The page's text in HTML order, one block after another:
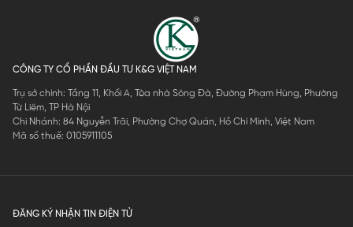
CÔNG TY CỔ PHẦN ĐẦU TƯ K&G VIỆT NAM
Trụ sở chính: Tầng 11, Khối A, Tòa nhà Sông Đà, Đường Phạm Hùng, Phường
Từ Liêm, TP Hà Nội
Chi Nhánh: 84 Nguyễn Trãi, Phường Chợ Quán, Hồ Chí Minh, Việt Nam
Mã số thuế: 0105911105
ĐĂNG KÝ NHẬN TIN ĐIỆN TỬ